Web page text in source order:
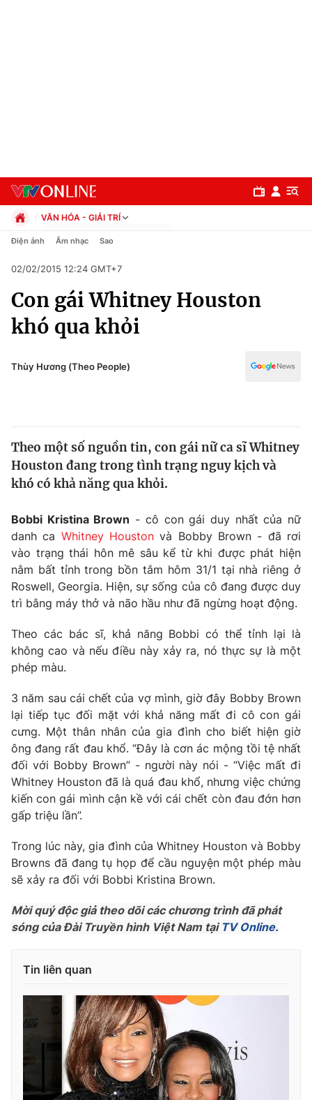
Chuyên mục
Chính trị
Y tế
Thế giới
Thế giới đó đây
Câu chuyện quốc tế
Kinh tế
Tài chính
Thị trường
Góc doanh nghiệp
Dữ liệu và đời sống
Truyền hình
Phim VTV
Hậu trường
Khán giả
Giải sao mai
Giải trí
Điện ảnh
Âm nhạc
Sao
Du lịch
Làm đẹp
Chất lượng cuộc sống
Giáo dục
Tuyển sinh
Học trực tuyến
Công nghệ
Hitech Công nghệ tương lai
Sản phẩm
Thị trường
Tư vấn
Giao lưu trực tuyến
Lịch phát sóng
Emagazine Podcast
Shorts video
VTV Money VTV Thể thao
VTV Sức khoẻ Bất động sản
VĂN HÓA - GIẢI TRÍ
Chính trị
Pháp luật
Kinh tế
Thể thao
Truyền hình
Y tế
Điện ảnh Âm nhạc Sao
02/02/2015 12:24 GMT+7
Con gái Whitney Houston
khó qua khỏi
Thùy Hương (Theo People)
Theo một số nguồn tin, con gái nữ ca sĩ Whitney
Houston đang trong tình trạng nguy kịch và
khó có khả năng qua khỏi.
Bobbi Kristina Brown - cô con gái duy nhất của nữ
danh ca Whitney Houston và Bobby Brown - đã rơi
vào trạng thái hôn mê sâu kể từ khi được phát hiện
nằm bất tỉnh trong bồn tắm hôm 31/1 tại nhà riêng ở
Roswell, Georgia. Hiện, sự sống của cô đang được duy
trì bằng máy thở và não hầu như đã ngừng hoạt động.
Theo các bác sĩ, khả năng Bobbi có thể tỉnh lại là
không cao và nếu điều này xảy ra, nó thực sự là một
phép màu.
3 năm sau cái chết của vợ mình, giờ đây Bobby Brown
lại tiếp tục đối mặt với khả năng mất đi cô con gái
cưng. Một thân nhân của gia đình cho biết hiện giờ
ông đang rất đau khổ. “Đây là cơn ác mộng tồi tệ nhất
đối với Bobby Brown” - người này nói - “Việc mất đi
Whitney Houston đã là quá đau khổ, nhưng việc chứng
kiến con gái mình cận kề với cái chết còn đau đớn hơn
gấp triệu lần”.
Trong lúc này, gia đình của Whitney Houston và Bobby
Browns đã đang tụ họp để cầu nguyện một phép màu
sẽ xảy ra đối với Bobbi Kristina Brown.
Mời quý độc giả theo dõi các chương trình đã phát
sóng của Đài Truyền hình Việt Nam tạiTV Online.
Tin liên quan